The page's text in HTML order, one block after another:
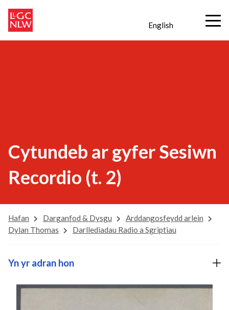
English
Cytundeb ar gyfer Sesiwn
Recordio (t. 2)
Hafan Darganfod & Dysgu
Arddangosfeydd arlein
Dylan Thomas
Darllediadau Radio a Sgriptiau
Yn yr adran hon